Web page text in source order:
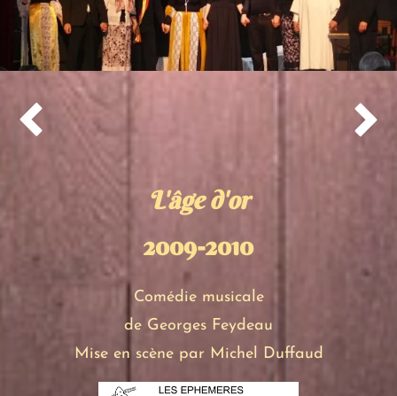
 
L'âge d'or
2009-2010
Comédie musicale
de Georges Feydeau
Mise en scène par Michel Duffaud